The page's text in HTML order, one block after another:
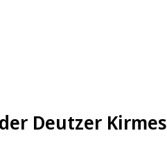
Deutzer Kirmes